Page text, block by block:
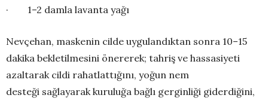
· 1–2 damla lavanta yağı
Nevçehan, maskenin cilde uygulandıktan sonra 10–15
dakika bekletilmesini önererek; tahriş ve hassasiyeti
azaltarak cildi rahatlattığını, yoğun nem
desteği sağlayarak kuruluğa bağlı gerginliği giderdiğini,